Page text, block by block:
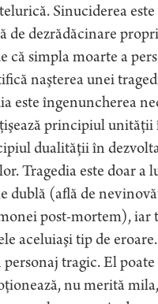
Sinuciderea
de dezrădăcinare
că simpla moarte a
naşterea unei
este îngenuncherea
principiul
dualităţii în
Tragedia este doar a
dublă (află de
post-mortem), iar
aceluiaşi tip de
personaj tragic. El
nu merită